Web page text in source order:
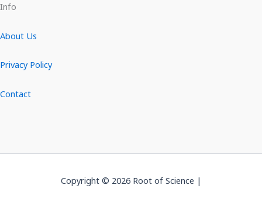
Info
About Us
Privacy Policy
Contact
Copyright © 2026 Root of Science |